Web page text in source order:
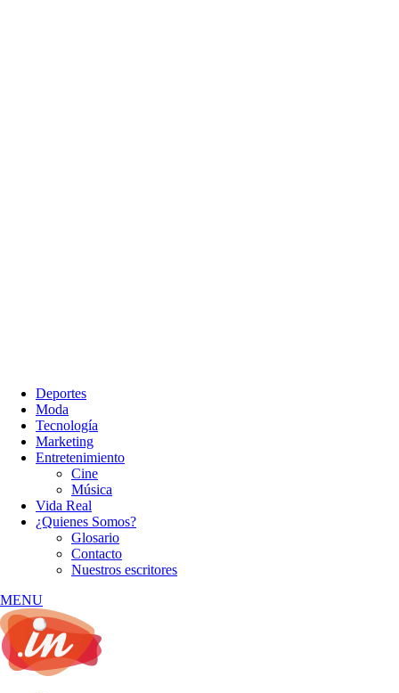
Deportes
Moda
Tecnología
Marketing
Entretenimiento
Cine
Música
Vida Real
¿Quienes Somos?
Glosario
Contacto
Nuestros escritores
MENU